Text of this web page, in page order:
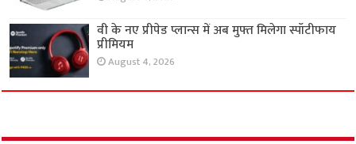
वी के नए प्रीपेड प्लान्स में अब मुफ्त मिलेगा स्पॉटीफाय
प्रीमियम
August 4, 2026